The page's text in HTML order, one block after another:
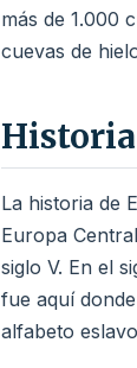
más de 1.000
cuevas de
Historia
La historia de
Europa
siglo V. En el
fue aquí
alfabeto